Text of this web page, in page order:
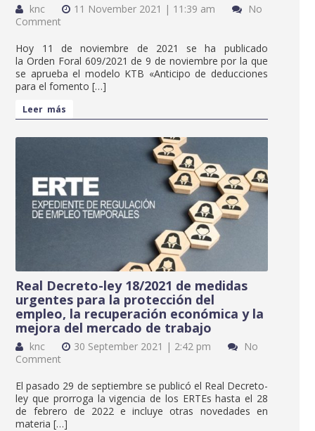
knc 11 November 2021 | 11:39 am
No
Comment
Hoy 11 de noviembre de 2021 se ha publicado
la Orden Foral 609/2021 de 9 de noviembre por la que
se aprueba el modelo KTB «Anticipo de deducciones
para el fomento […]
Leer más
Real Decreto-ley 18/2021 de medidas
urgentes para la protección del
empleo, la recuperación económica y la
mejora del mercado de trabajo
knc 30 September 2021 | 2:42 pm
No
Comment
El pasado 29 de septiembre se publicó el Real Decreto-
ley que prorroga la vigencia de los ERTEs hasta el 28
de febrero de 2022 e incluye otras novedades en
materia […]